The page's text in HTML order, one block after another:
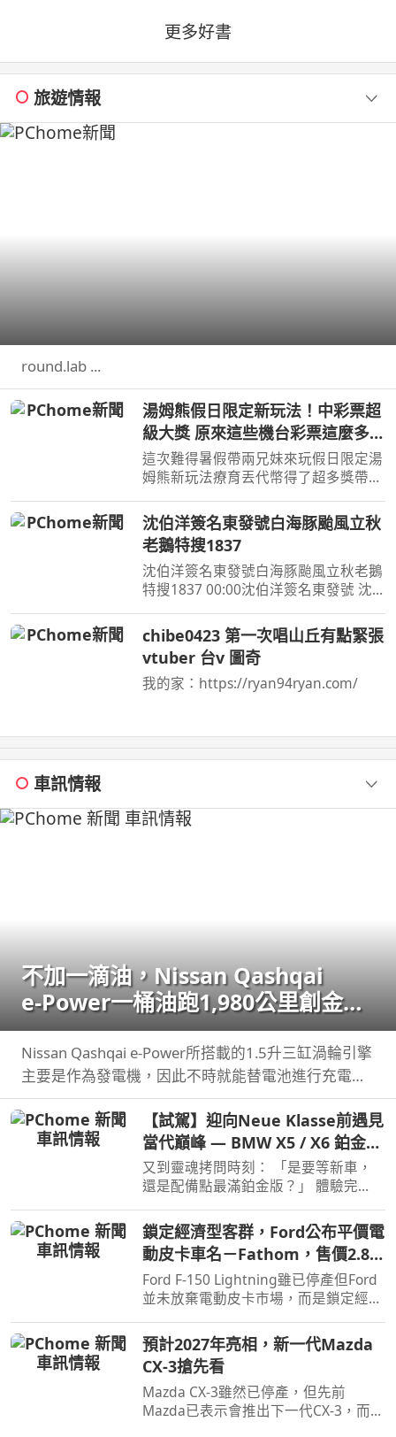
00:00:00 每天都進步1%，一年後，你
會進步37倍；每天都退步1%，一年
後，你會弱化到趨近於0！你的
更多好書
旅遊情報
round.lab ...
湯姆熊假日限定新玩法！中彩票超
級大獎 原來這些機台彩票這麼多！
【Bobo TV】
這次難得暑假帶兩兄妹來玩假日限定湯
姆熊新玩法療育丟代幣得了超多獎帶兩
我們的蹦蹦 ...
沈伯洋簽名東發號白海豚颱風立秋
老鵝特搜1837
沈伯洋簽名東發號白海豚颱風立秋老鵝
特搜1837 00:00沈伯洋簽名東發號 沈
店 ...
chibe0423 第一次唱山丘有點緊張
vtuber 台v 圖奇
我的家：https://ryan94ryan.com/
車訊情報
不加一滴油，Nissan Qashqai
e‑Power一桶油跑1,980公里創金氏
世界紀錄
Nissan Qashqai e‑Power所搭載的1.5升三缸渦輪引擎
主要是作為發電機，因此不時就能替電池進行充電直
到沒油，這也讓Qashqai e‑Power擁有高效的里程表
現，日前就創下非純電與PHEV行駛里程最高金氏世界
紀錄…
【試駕】迎向Neue Klasse前遇見
當代巔峰 — BMW X5 / X6 鉑金版
璀璨登場
又到靈魂拷問時刻： 「是要等新車，
還是配備點最滿鉑金版？」 體驗完
BMW X5 / X6鉑金版，選擇困難如我，
彷彿有了理直氣壯答案。
鎖定經濟型客群，Ford公布平價電
動皮卡車名－Fathom，售價2.8萬
美元起
Ford F-150 Lightning雖已停產但Ford
並未放棄電動皮卡市場，而是鎖定經濟
電動皮卡車名與售價。
預計2027年亮相，新一代Mazda
CX-3搶先看
Mazda CX-3雖然已停產，但先前
Mazda已表示會推出下一代CX-3，而就